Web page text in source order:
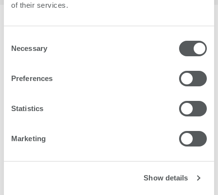
of their services.
Selection
Necessary
Preferences
Statistics
Marketing
Show details